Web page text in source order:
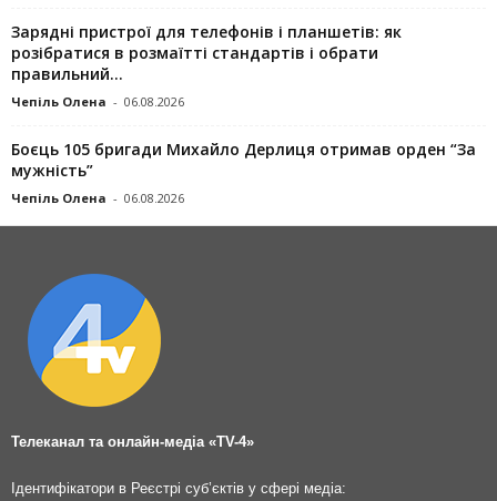
Зарядні пристрої для телефонів і планшетів: як
розібратися в розмаїтті стандартів і обрати
правильний...
Чепіль Олена - 06.08.2026
Боєць 105 бригади Михайло Дерлиця отримав орден “За
мужність”
Чепіль Олена - 06.08.2026
Телеканал та онлайн-медіа «TV-4»
Ідентифікатори в Реєстрі суб’єктів у сфері медіа: